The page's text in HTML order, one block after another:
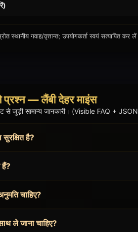
गवाह/वृत्तान्त; उपयोगकर्ता स्वयं सत्यापित कर
— लैंबी देहर माइंस
से जुड़ी सामान्य जानकारी। (Visible FAQ +
सुरक्षित है?
हैं?
चाहिए?
ले जाना चाहिए?